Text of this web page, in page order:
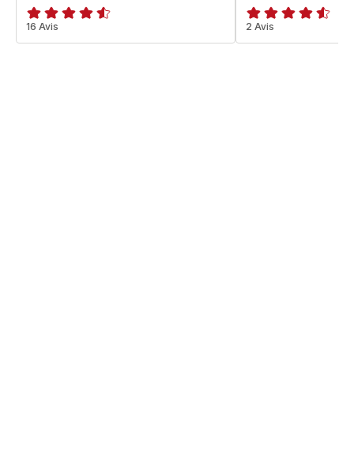
ratings.4.5
16 Avis ratings.4.5
2 Avis